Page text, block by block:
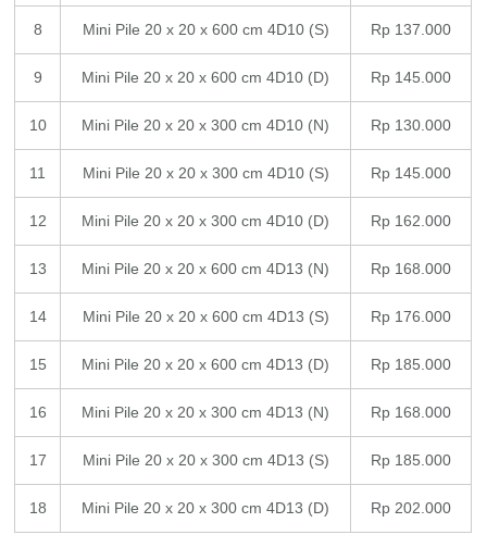
8 Mini Pile 20 x 20 x 600 cm 4D10 (S) Rp 137.000
9 Mini Pile 20 x 20 x 600 cm 4D10 (D) Rp 145.000
10 Mini Pile 20 x 20 x 300 cm 4D10 (N) Rp 130.000
11 Mini Pile 20 x 20 x 300 cm 4D10 (S) Rp 145.000
12 Mini Pile 20 x 20 x 300 cm 4D10 (D) Rp 162.000
13 Mini Pile 20 x 20 x 600 cm 4D13 (N) Rp 168.000
14 Mini Pile 20 x 20 x 600 cm 4D13 (S) Rp 176.000
15 Mini Pile 20 x 20 x 600 cm 4D13 (D) Rp 185.000
16 Mini Pile 20 x 20 x 300 cm 4D13 (N) Rp 168.000
17 Mini Pile 20 x 20 x 300 cm 4D13 (S) Rp 185.000
18 Mini Pile 20 x 20 x 300 cm 4D13 (D) Rp 202.000